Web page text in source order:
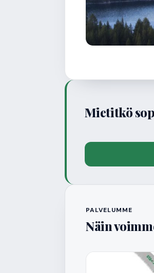
Mietitkö
PALVELUMME
Näin